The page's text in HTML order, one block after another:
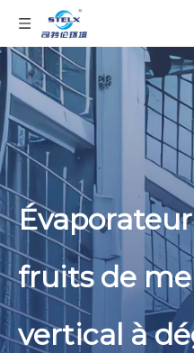
fruits de
vertical à